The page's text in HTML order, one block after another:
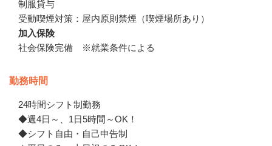
制服貸与
受動喫煙対策：屋内原則禁煙（喫煙場所あり）
加入保険
社会保険完備　※就業条件による
勤務時間
24時間シフト制勤務
◆週4日～、1日5時間～OK！
◆シフト自由・自己申告制